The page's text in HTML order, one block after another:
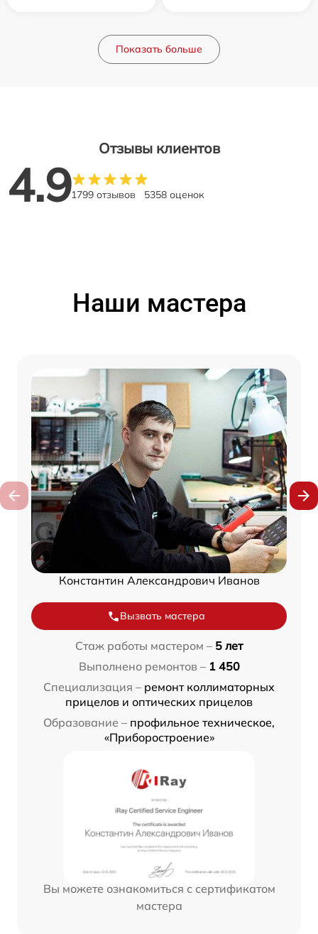
Показать больше
Отзывы клиентов
4.91799 отзывов 5358 оценок
Наши мастера
Константин Александрович Иванов
Вызвать мастера
Стаж работы мастером – 5 лет
Выполнено ремонтов – 1 450
Специализация – ремонт коллиматорных
прицелов и оптических прицелов
Образование – профильное техническое,
«Приборостроение»
Вы можете ознакомиться с сертификатом
мастера